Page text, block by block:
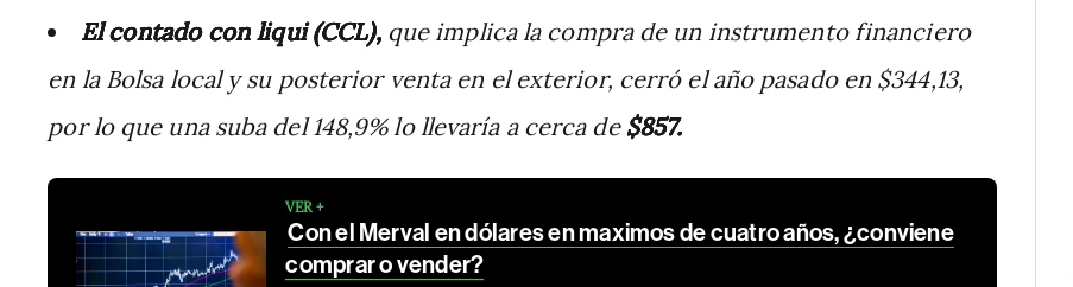
El contado con liqui (CCL),que implica la compra de un instrumento financiero
en la Bolsa local y su posterior venta en el exterior, cerró el año pasado en $344,13,
por lo que una suba del 148,9% lo llevaría a cerca de$857.
VER +
Con el Merval en dólares en maximos de cuatro años, ¿conviene
comprar o vender?